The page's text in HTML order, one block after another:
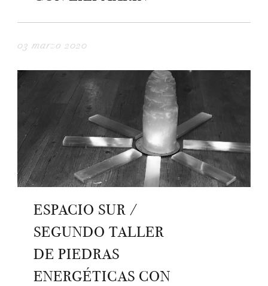
03 marzo 2020
ESPACIO SUR /
SEGUNDO TALLER
DE PIEDRAS
ENERGÉTICAS CON